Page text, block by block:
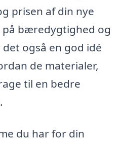
prisen af din nye
på bæredygtighed og
også en god idé
de materialer,
til en bedre
du har for din